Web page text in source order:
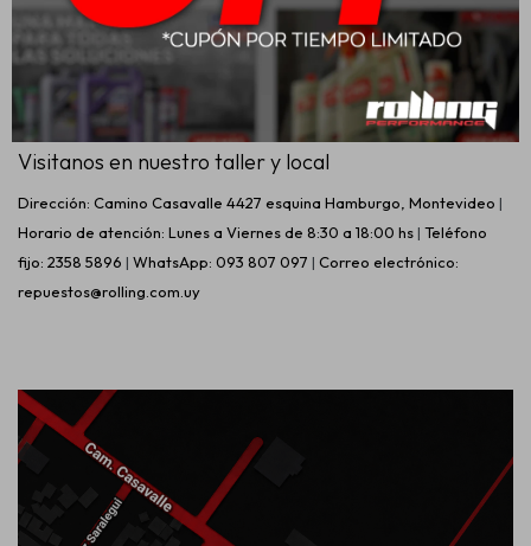
Visitanos en nuestro taller y local
Dirección: Camino Casavalle 4427 esquina Hamburgo, Montevideo |
Horario de atención: Lunes a Viernes de 8:30 a 18:00 hs| Teléfono
fijo: 2358 5896 | WhatsApp: 093 807 097 | Correo electrónico:
repuestos@rolling.com.uy